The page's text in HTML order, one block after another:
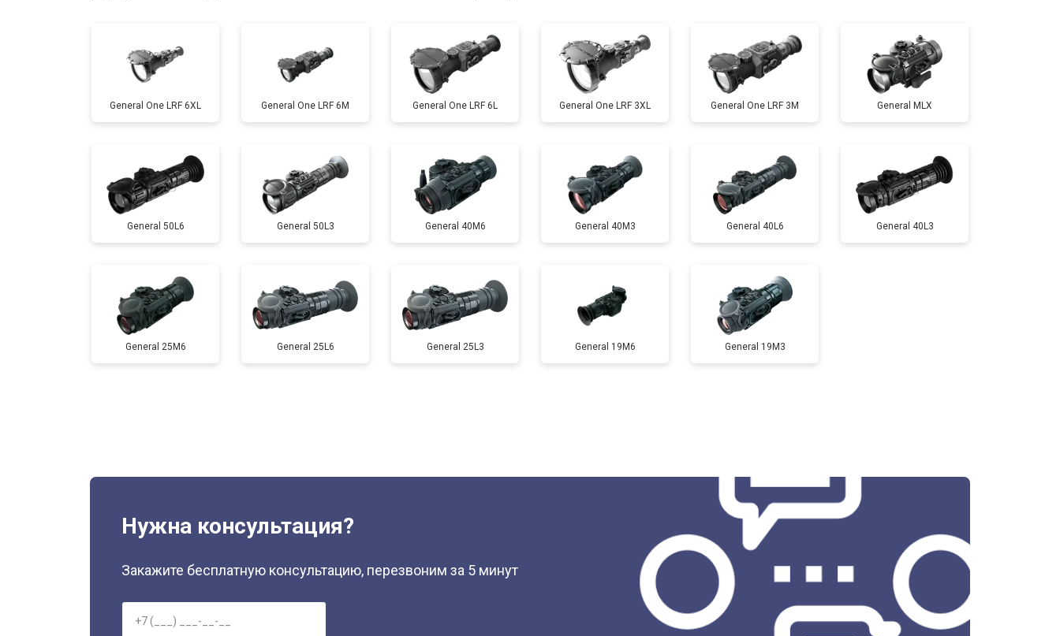
General One LRF 6XL General One LRF 6M General One LRF 6L General One LRF 3XL General One LRF 3M General MLX
General 50L6 General 50L3 General 40M6 General 40M3 General 40L6 General 40L3
General 25M6 General 25L6 General 25L3 General 19M6 General 19M3
Нужна консультация?
Закажите бесплатную консультацию, перезвоним за 5 минут